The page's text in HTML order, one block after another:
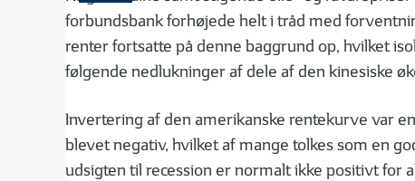
forbundsbank forhøjede helt i tråd med
renter fortsatte på denne baggrund op, hvilket
følgende nedlukninger af dele af den kinesiske
Invertering af den amerikanske rentekurve var
blevet negativ, hvilket af mange tolkes som en
udsigten til recession er normalt ikke positivt for